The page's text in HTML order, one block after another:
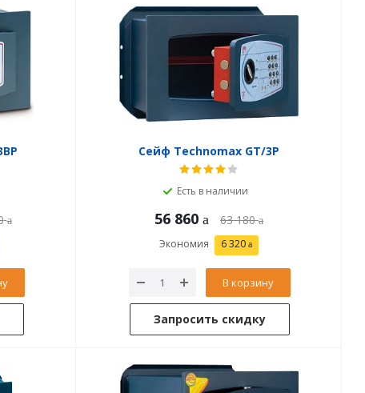
Сейф Technomax GT/3P
Есть в наличии
56 860 63 180
Экономия 6 320
В корзину
Запросить скидку